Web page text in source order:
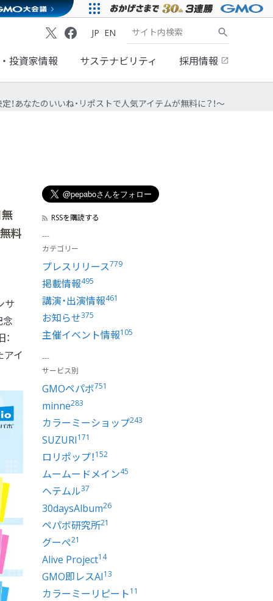
投資家情報 サステナビリティ 採用情報
JP EN
あなたのいいね・リポストで人気アイテムが無料に？！～
料
サ
念
アイ
RSSを購読する
カテゴリー
プレスリリース779
掲載情報495
講演・出演情報461
お知らせ375
主催イベント情報105
サービス別
GMOペパボ751
minne283
カラーミーショップ243
SUZURI171
ロリポップ！152
ムームードメイン45
ヘテムル37
30daysAlbum26
ペパボ研究所21
グーぺ21
Alive Project14
GMO即レスAI13
カラーミーリピート11